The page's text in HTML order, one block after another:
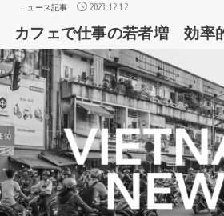
ニュース記事 2023.12.12
カフェで仕事の若者増 効率